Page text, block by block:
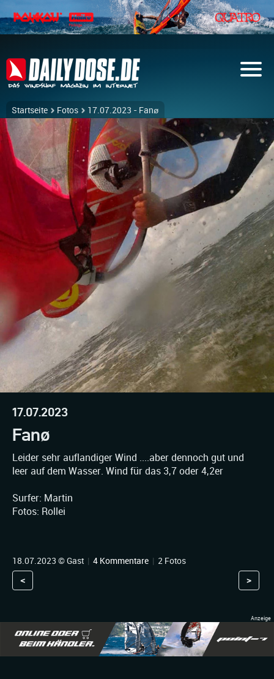
Startseite Fotos 17.07.2023 - Fanø
17.07.2023
Fanø
Leider sehr auflandiger Wind ....aber dennoch gut und
leer auf dem Wasser. Wind für das 3,7 oder 4,2er
Surfer: Martin
Fotos: Rollei
18.07.2023 © Gast | 4 Kommentare | 2 Fotos
< >